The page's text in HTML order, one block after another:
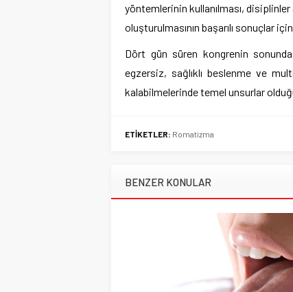
yöntemlerinin kullanılması,
oluşturulmasının başarılı sonuçlar
Dört gün süren kongrenin
egzersiz, sağlıklı beslenme ve
kalabilmelerinde temel unsurlar
ETİKETLER: Romatizma
BENZER KONULAR